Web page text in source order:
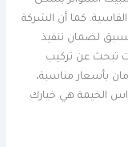
كما أن الشركة
لضمان تنفيذ
تبحث عن تركيب
بأسعار مناسبة،
الخيمة هي خيارك